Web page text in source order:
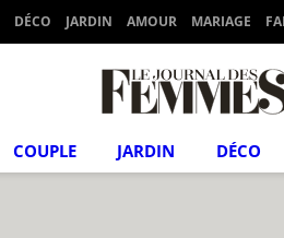
DÉCO JARDIN AMOUR MARIAGE
COUPLE JARDIN DÉCO